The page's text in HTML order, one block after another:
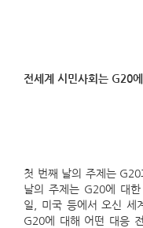
전세계 시민사회는 G20
첫 번째 날의 주제는
날의 주제는 G20에 대
일, 미국 등에서 오신 세
G20에 대해 어떤 대응